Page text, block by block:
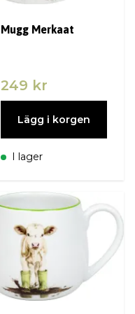
Mugg Merkaat
249 kr
Lägg i korgen
I lager